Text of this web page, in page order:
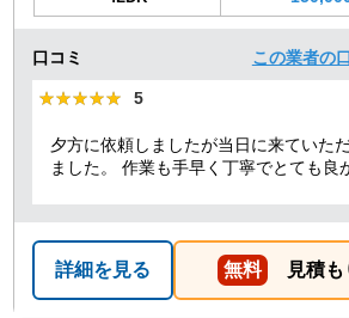
口コミ この業者の
★★★★★
★★★★★ 5
夕方に依頼しましたが当日に来ていた
ました。 作業も手早く丁寧でとても良
り金額以上の追加料金もありませんで
詳細を見る 無料 見積も